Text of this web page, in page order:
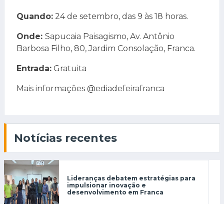
Quando: 24 de setembro, das 9 às 18 horas.
Onde: Sapucaia Paisagismo, Av. Antônio
Barbosa Filho, 80, Jardim Consolação, Franca.
Entrada: Gratuita
Mais informações @ediadefeirafranca
Notícias recentes
Lideranças debatem estratégias para
impulsionar inovação e
desenvolvimento em Franca